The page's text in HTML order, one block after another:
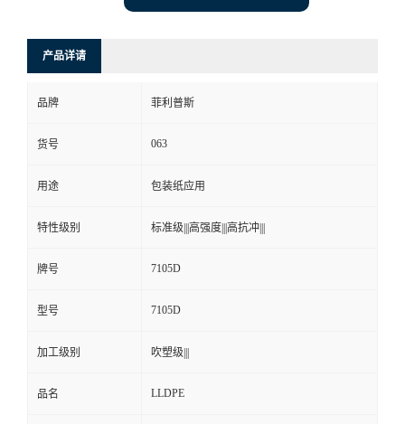
产品详请
品牌 菲利普斯
货号 063
用途 包装纸应用
特性级别 标准级|||高强度|||高抗冲|||
牌号 7105D
型号 7105D
加工级别 吹塑级|||
品名 LLDPE